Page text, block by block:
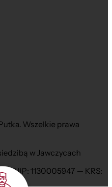
Wszelkie prawa
w Jawczycach
NIP: 1130005947 — KRS: